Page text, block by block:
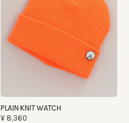
PLAIN KNIT WATCH
¥8,360